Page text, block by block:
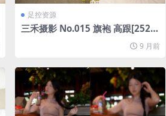
足控资源
三禾摄影 No.015 旗袍 高跟[252
9 月前